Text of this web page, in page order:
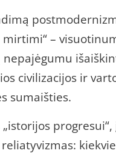
mirtimi“ –
nepajėgumu
civilizacijos ir
sumaišties.
„istorijos